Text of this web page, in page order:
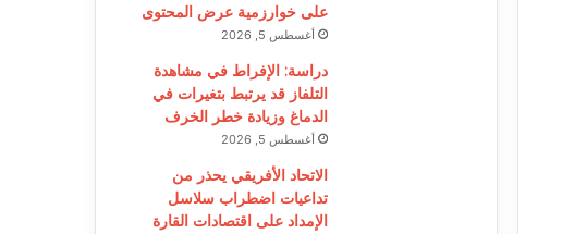
على خوارزمية عرض المحتوى
أغسطس 5, 2026
دراسة: الإفراط في مشاهدة
التلفاز قد يرتبط بتغيرات في
الدماغ وزيادة خطر الخرف
أغسطس 5, 2026
الاتحاد الأفريقي يحذر من
تداعيات اضطراب سلاسل
الإمداد على اقتصادات القارة